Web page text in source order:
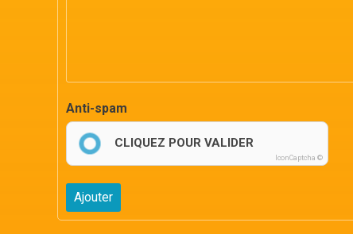
Anti-spam
CLIQUEZ POUR VALIDER
IconCaptcha ©
Ajouter